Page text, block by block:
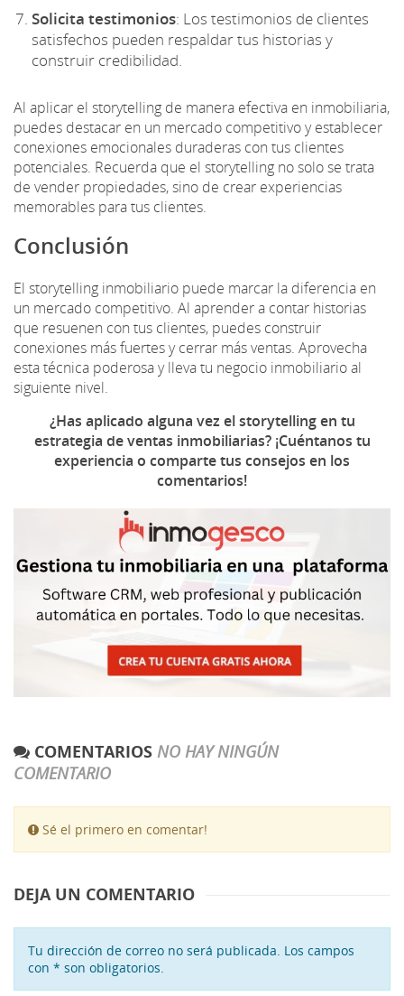
Solicita testimonios: Los testimonios de clientes
satisfechos pueden respaldar tus historias y
construir credibilidad.
Al aplicar el storytelling de manera efectiva en inmobiliaria,
puedes destacar en un mercado competitivo y establecer
conexiones emocionales duraderas con tus clientes
potenciales. Recuerda que el storytelling no solo se trata
de vender propiedades, sino de crear experiencias
memorables para tus clientes.
Conclusión
El storytelling inmobiliario puede marcar la diferencia en
un mercado competitivo. Al aprender a contar historias
que resuenen con tus clientes, puedes construir
conexiones más fuertes y cerrar más ventas. Aprovecha
esta técnica poderosa y lleva tu negocio inmobiliario al
siguiente nivel.
¿Has aplicado alguna vez el storytelling en tu
estrategia de ventas inmobiliarias? ¡Cuéntanos tu
experiencia o comparte tus consejos en los
comentarios!
COMENTARIOS NO HAY NINGÚN
COMENTARIO
Sé el primero en comentar!
DEJA UN COMENTARIO
Tu dirección de correo no será publicada. Los campos
con * son obligatorios.